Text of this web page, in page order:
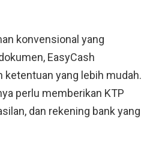
konvensional yang
EasyCash
yang lebih mudah.
perlu memberikan KTP
dan rekening bank yang